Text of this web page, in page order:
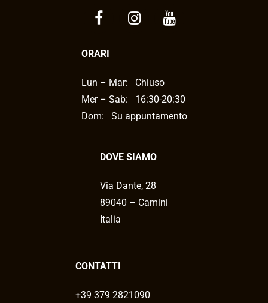
ORARI
Lun – Mar:
Chiuso
Mer – Sab:
16:30-20:30
Dom: Su appuntamento
DOVE SIAMO
Via Dante, 28
89040 – Camini
Italia
CONTATTI
+39 379 2821090